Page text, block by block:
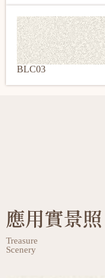
BLC03
應用實景照
Treasure
Scenery